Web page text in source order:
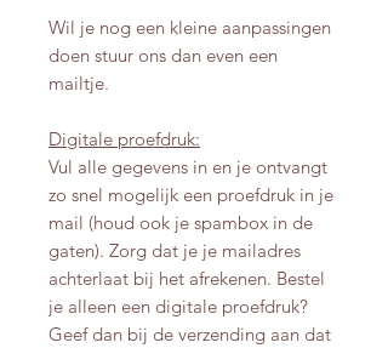
Wil je nog een kleine aanpassingen
doen stuur ons dan even een
mailtje.
Digitale proefdruk:
Vul alle gegevens in en je ontvangt
zo snel mogelijk een proefdruk in je
mail (houd ook je spambox in de
gaten). Zorg dat je je mailadres
achterlaat bij het afrekenen. Bestel
je alleen een digitale proefdruk?
Geef dan bij de verzending aan dat